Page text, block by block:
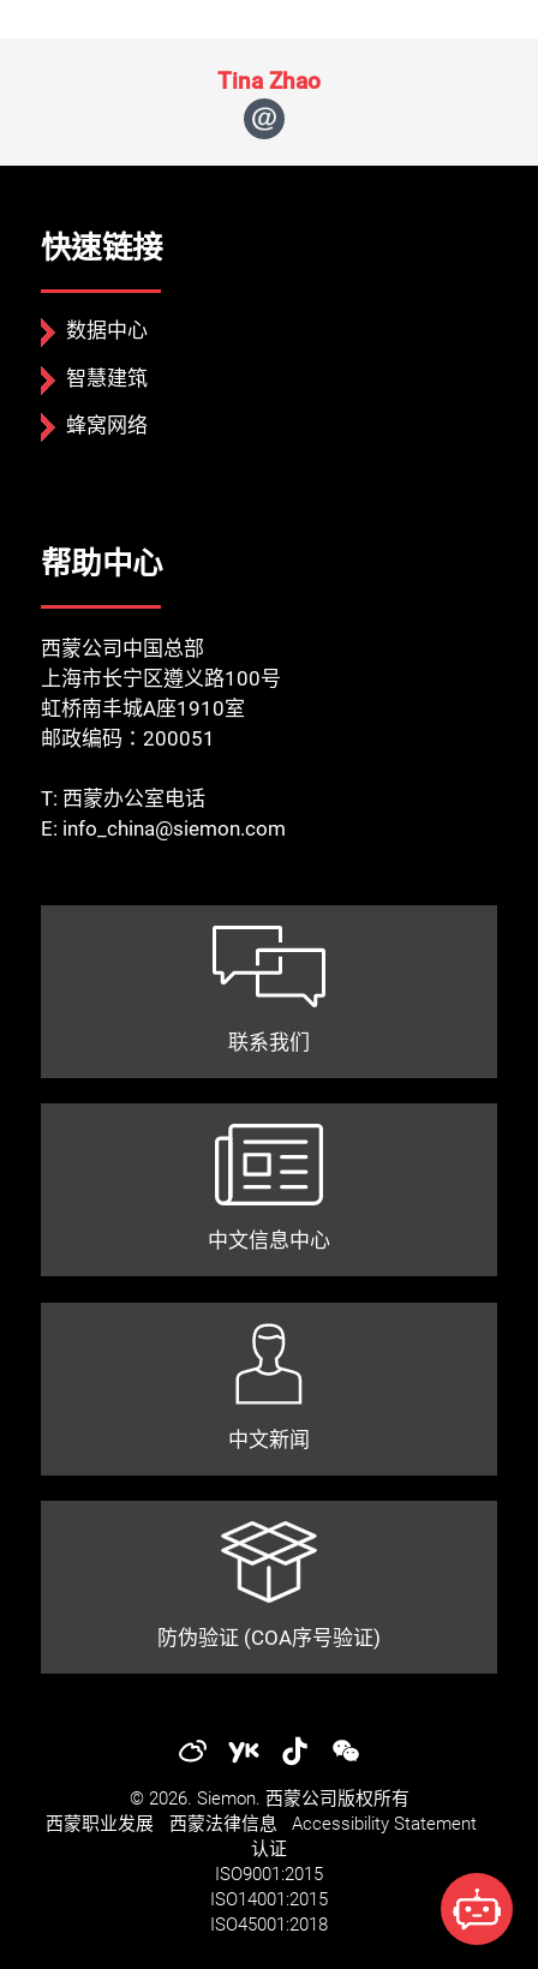
Tina Zhao
快速链接
数据中心
智慧建筑
蜂窝网络
帮助中心
西蒙公司中国总部
上海市长宁区遵义路100号
虹桥南丰城A座1910室
邮政编码：200051
T: 西蒙办公室电话
E: info_china@siemon.com
联系我们
中文信息中心
中文新闻
防伪验证 (COA序号验证)
© 2026. Siemon. 西蒙公司版权所有
西蒙职业发展​​
西蒙法律信息​
Accessibility Statement
认证
ISO9001:2015
ISO14001:2015
ISO45001:2018